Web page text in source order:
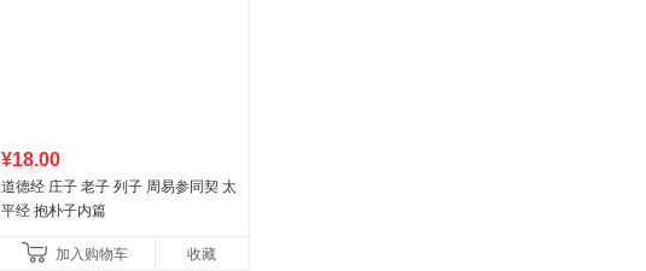
¥18.00
道德经 庄子 老子 列子 周易参同契 太
平经 抱朴子内篇
加入购物车 收藏